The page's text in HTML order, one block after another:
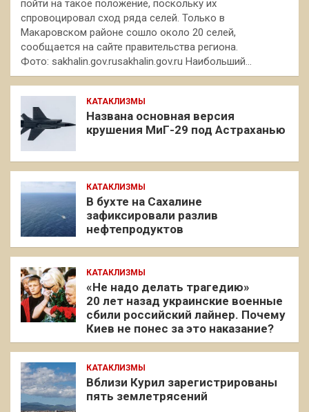
пойти на такое положение, поскольку их
спровоцировал сход ряда селей. Только в
Макаровском районе сошло около 20 селей,
сообщается на сайте правительства региона.
Фото: sakhalin.gov.rusakhalin.gov.ru Наибольший…
КАТАКЛИЗМЫ
Названа основная версия
крушения МиГ-29 под Астраханью
КАТАКЛИЗМЫ
В бухте на Сахалине
зафиксировали разлив
нефтепродуктов
КАТАКЛИЗМЫ
«Не надо делать трагедию»
20 лет назад украинские военные
сбили российский лайнер. Почему
Киев не понес за это наказание?
КАТАКЛИЗМЫ
Вблизи Курил зарегистрированы
пять землетрясений